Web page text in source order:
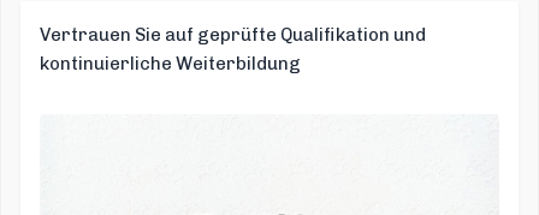
Vertrauen Sie auf geprüfte Qualifikation und
kontinuierliche Weiterbildung